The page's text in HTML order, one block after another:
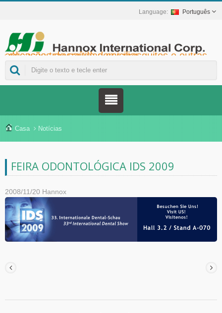
Português
Hannox International Corp. - Ajudamos importadores, atacadistas, distribuidores e marcas da área da saúde a lançar soluções não medicamentosas para o tratamento de feridas e mucosas, incluindo úlceras orais, cuidados de suporte ao câncer, proteção da pele, cuidados com a mucosa nasal e proteção de feridas em domicílio. Além de uma ampla gama de dispositivos médicos para prevenção e controle do diabetes, soluções para prevenção de doenças transmitidas por mosquitos e outras aplicações de saúde domiciliar.
Casa Notícias
FEIRA ODONTOLÓGICA IDS 2009
2008/11/20 Hannox